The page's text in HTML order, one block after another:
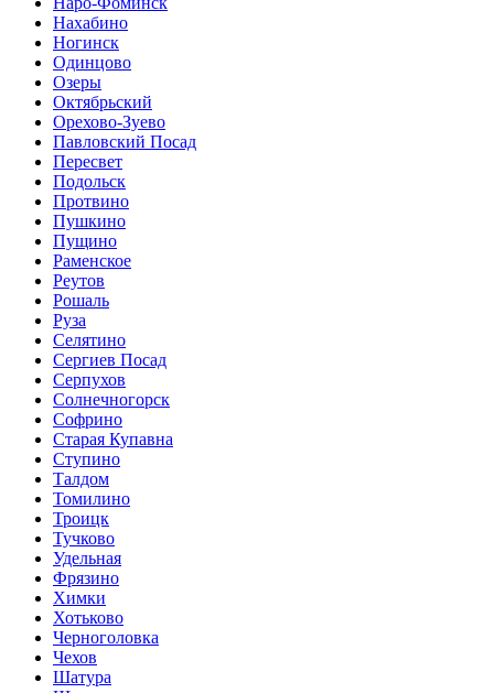
Нахабино
Ногинск
Одинцово
Озеры
Октябрьский
Орехово-Зуево
Павловский Посад
Пересвет
Подольск
Протвино
Пушкино
Пущино
Раменское
Реутов
Рошаль
Руза
Селятино
Сергиев Посад
Серпухов
Солнечногорск
Софрино
Старая Купавна
Ступино
Талдом
Томилино
Троицк
Тучково
Удельная
Фрязино
Химки
Хотьково
Черноголовка
Чехов
Шатура